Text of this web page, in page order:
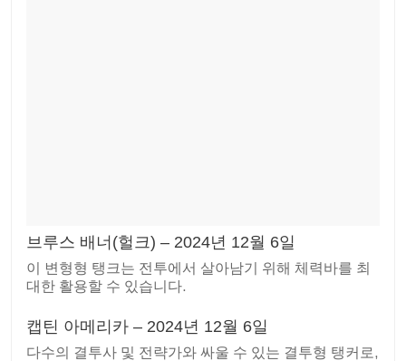
브루스 배너(헐크) – 2024년 12월 6일
이 변형형 탱크는 전투에서 살아남기 위해 체력바를 최
대한 활용할 수 있습니다.
캡틴 아메리카 – 2024년 12월 6일
다수의 결투사 및 전략가와 싸울 수 있는 결투형 탱커로,